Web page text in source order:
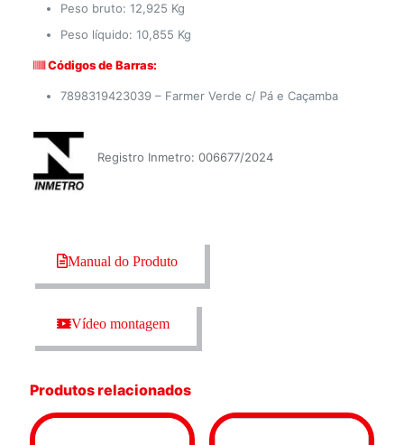
Peso bruto: 12,925 Kg
Peso líquido: 10,855 Kg
Códigos de Barras:
7898319423039 – Farmer Verde c/ Pá e Caçamba
Registro Inmetro: 006677/2024
Manual do Produto
Vídeo montagem
Produtos relacionados